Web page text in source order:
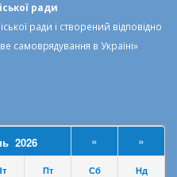
ради
ради і створений відповідно
самоврядування в Україні»
2026 » »
Пт Сб Нд